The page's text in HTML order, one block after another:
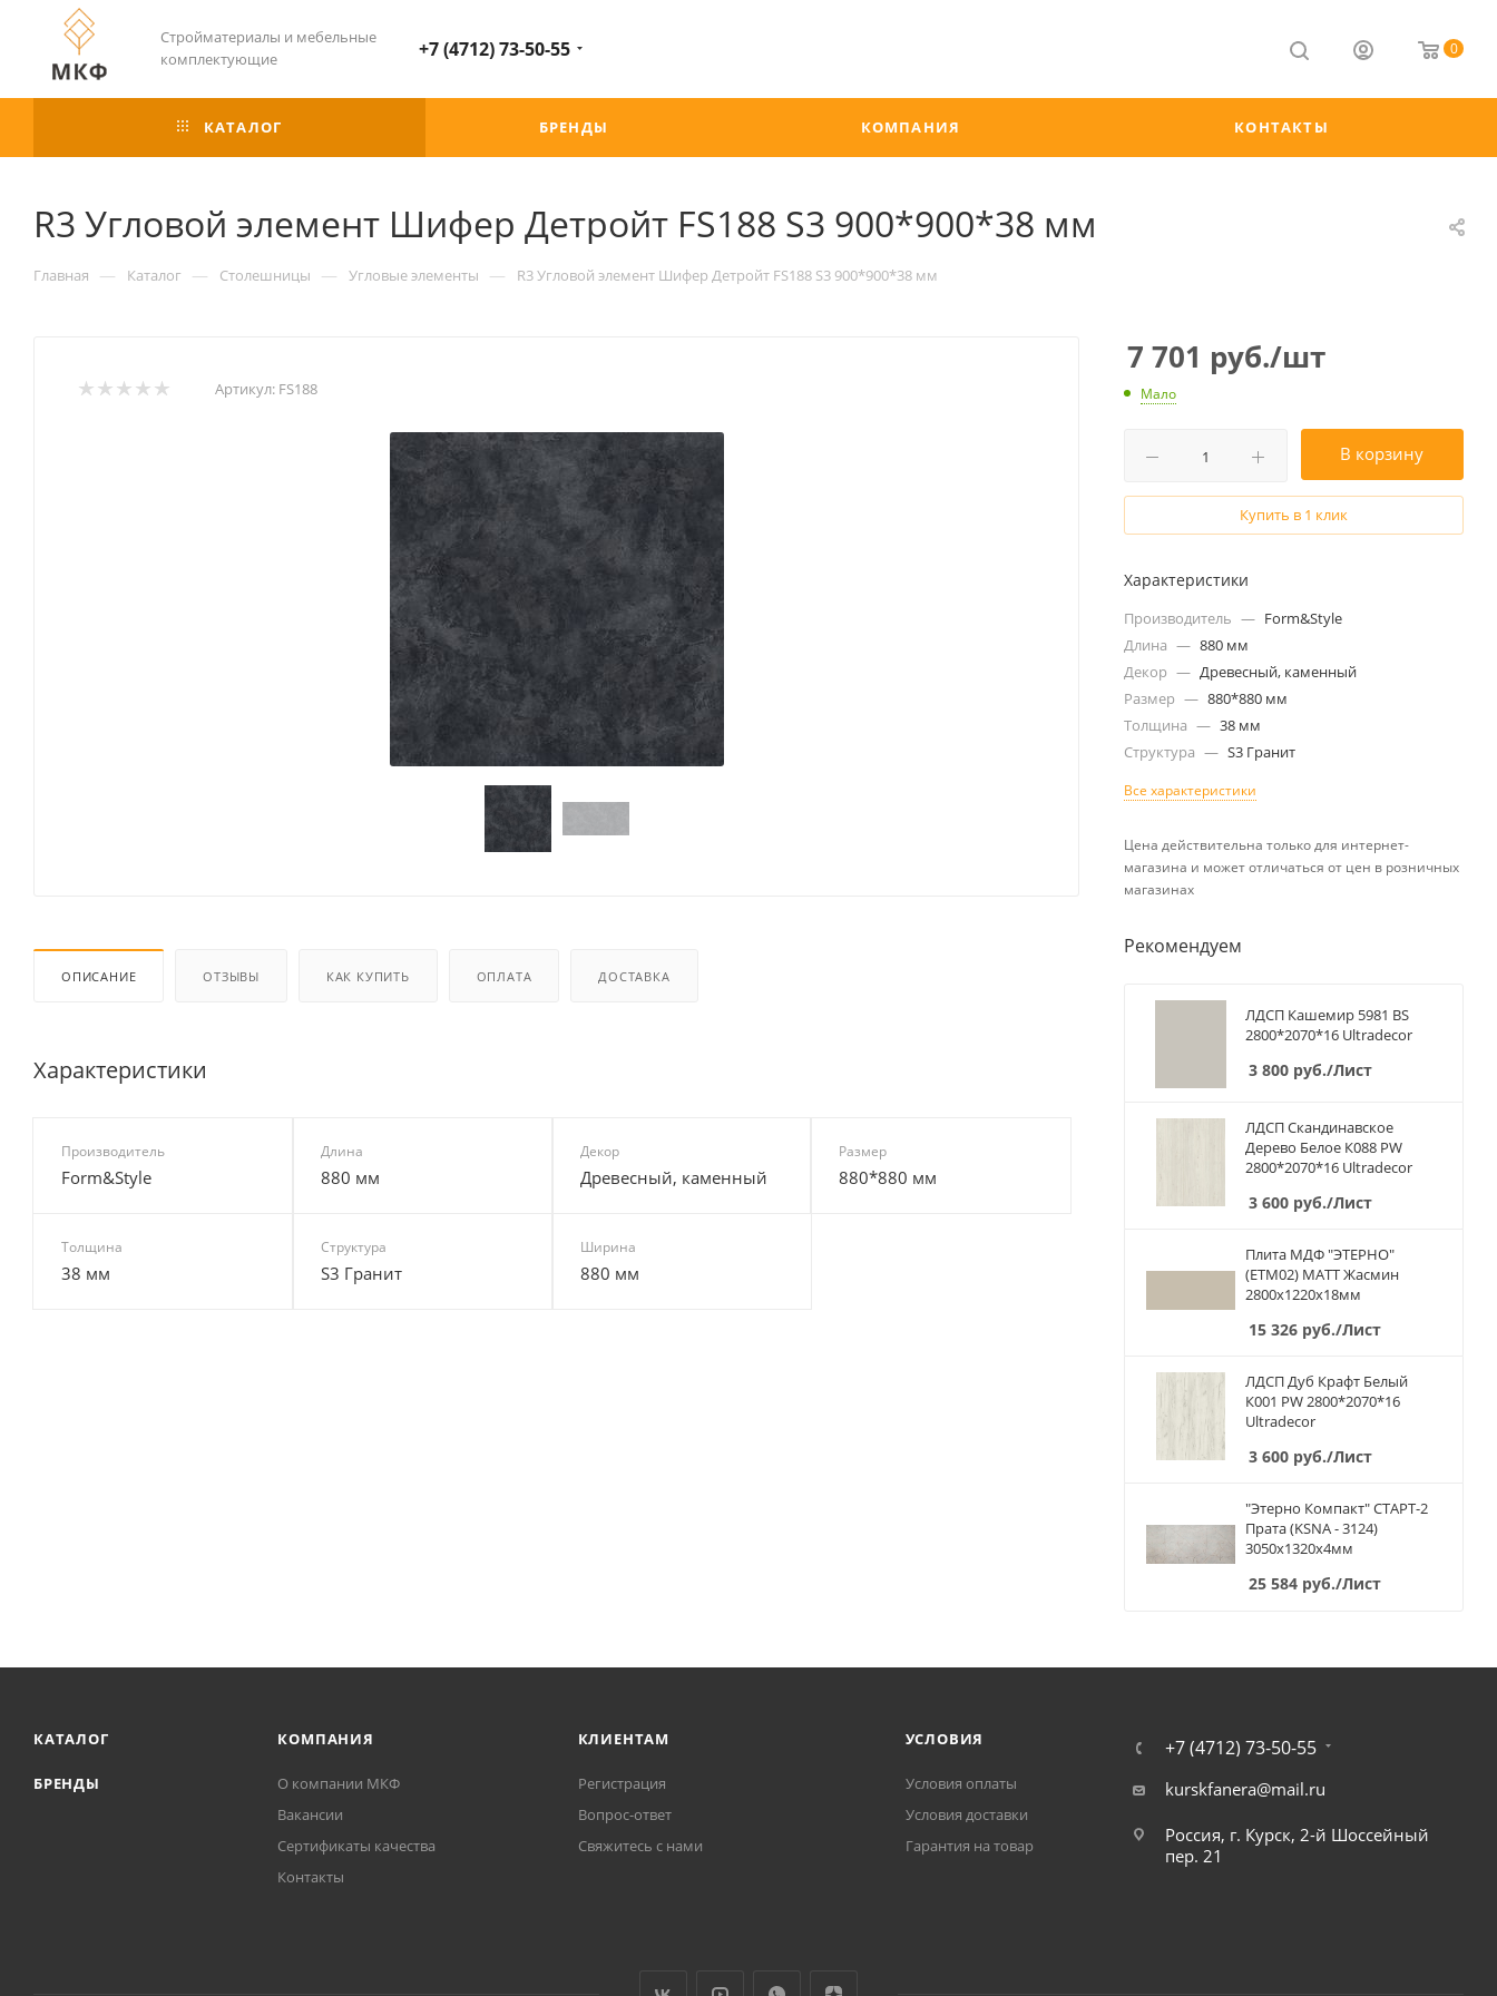
Стройматериалы и мебельные
комплектующие
+7 (4712) 73-50-55 0
КАТАЛОГ БРЕНДЫ КОМПАНИЯ КОНТАКТЫ
R3 Угловой элемент Шифер Детройт FS188 S3 900*900*38 мм
Главная — Каталог — Столешницы — Угловые элементы — R3 Угловой элемент Шифер Детройт FS188 S3 900*900*38 мм
Артикул: FS188
ОПИСАНИЕ ОТЗЫВЫ КАК КУПИТЬ ОПЛАТА ДОСТАВКА
Характеристики
Производитель
Form&Style
Длина
880 мм
Декор
Древесный, каменный
Размер
880*880 мм
Толщина
38 мм
Структура
S3 Гранит
Ширина
880 мм
7 701 руб./шт
Мало
В корзину
Купить в 1 клик
Характеристики
Производитель — Form&Style
Длина — 880 мм
Декор — Древесный, каменный
Размер — 880*880 мм
Толщина — 38 мм
Структура — S3 Гранит
Все характеристики
Цена действительна только для интернет-
магазина и может отличаться от цен в розничных
магазинах
Рекомендуем
ЛДСП Кашемир 5981 BS
2800*2070*16 Ultradecor
3 800 руб./Лист
ЛДСП Скандинавское
Дерево Белое К088 PW
2800*2070*16 Ultradecor
3 600 руб./Лист
Плита МДФ "ЭТЕРНО"
(ETM02) МАТТ Жасмин
2800х1220х18мм
15 326 руб./Лист
ЛДСП Дуб Крафт Белый
К001 PW 2800*2070*16
Ultradecor
3 600 руб./Лист
"Этерно Компакт" СТАРТ-2
Прата (KSNA - 3124)
3050х1320х4мм
25 584 руб./Лист
КАТАЛОГ
БРЕНДЫ
КОМПАНИЯ
О компании МКФ
Вакансии
Сертификаты качества
Контакты
КЛИЕНТАМ
Регистрация
Вопрос-ответ
Свяжитесь с нами
УСЛОВИЯ
Условия оплаты
Условия доставки
Гарантия на товар
+7 (4712) 73-50-55
kurskfanera@mail.ru
Россия, г. Курск, 2-й Шоссейный
пер. 21